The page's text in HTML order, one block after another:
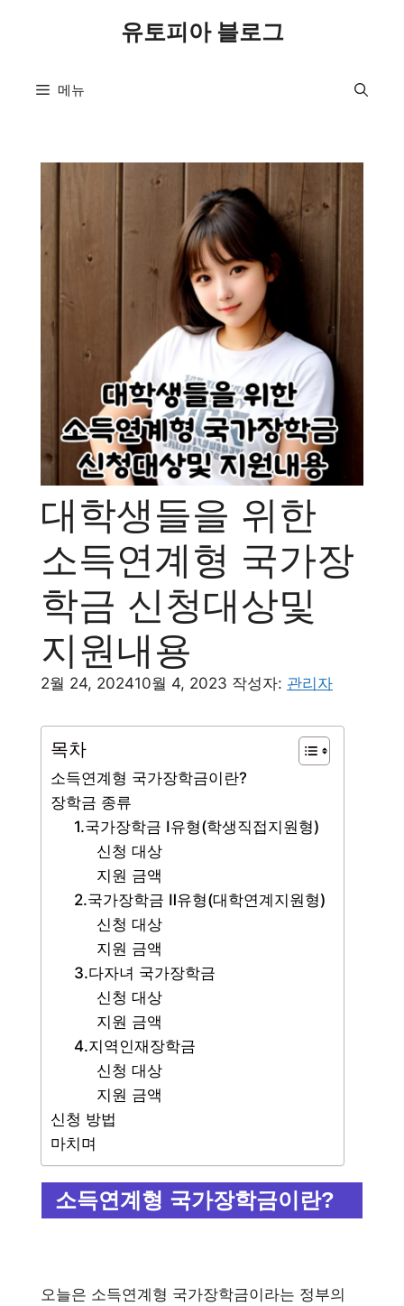
유토피아 블로그
메뉴
대학생들을 위한
소득연계형 국가장
학금 신청대상및
지원내용
2월 24, 202410월 4, 2023 작성자: 관리자
목차
소득연계형 국가장학금이란?
장학금 종류
1.국가장학금 Ⅰ유형(학생직접지원형)
신청 대상
지원 금액
2.국가장학금 Ⅱ유형(대학연계지원형)
신청 대상
지원 금액
3.다자녀 국가장학금
신청 대상
지원 금액
4.지역인재장학금
신청 대상
지원 금액
신청 방법
마치며
소득연계형 국가장학금이란?
오늘은 소득연계형 국가장학금이라는 정부의